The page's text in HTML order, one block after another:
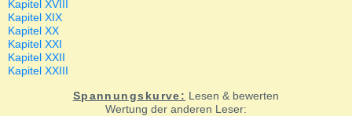
Kapitel XVIII
Kapitel XIX
Kapitel XX
Kapitel XXI
Kapitel XXII
Kapitel XXIII
Spannungskurve: Lesen & bewerten
Wertung der anderen Leser: